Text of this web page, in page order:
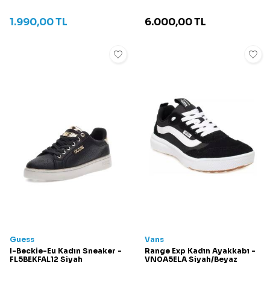
1.990,00TL 6.000,00TL
Guess
I-Beckie-Eu Kadın Sneaker -
FL5BEKFAL12 Siyah
Vans
Range Exp Kadın Ayakkabı -
VN0A5ELA Siyah/Beyaz